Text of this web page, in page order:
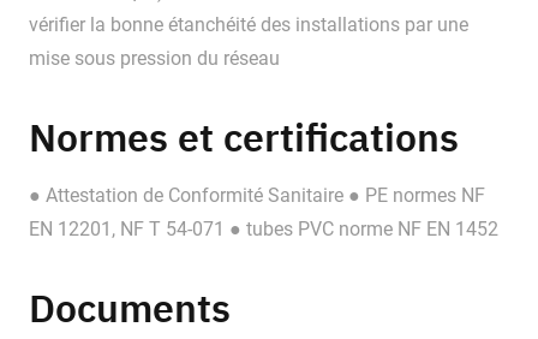
vérifier la bonne étanchéité des installations par une
mise sous pression du réseau
Normes et certifications
● Attestation de Conformité Sanitaire ● PE normes NF
EN 12201, NF T 54-071 ● tubes PVC norme NF EN 1452
Documents